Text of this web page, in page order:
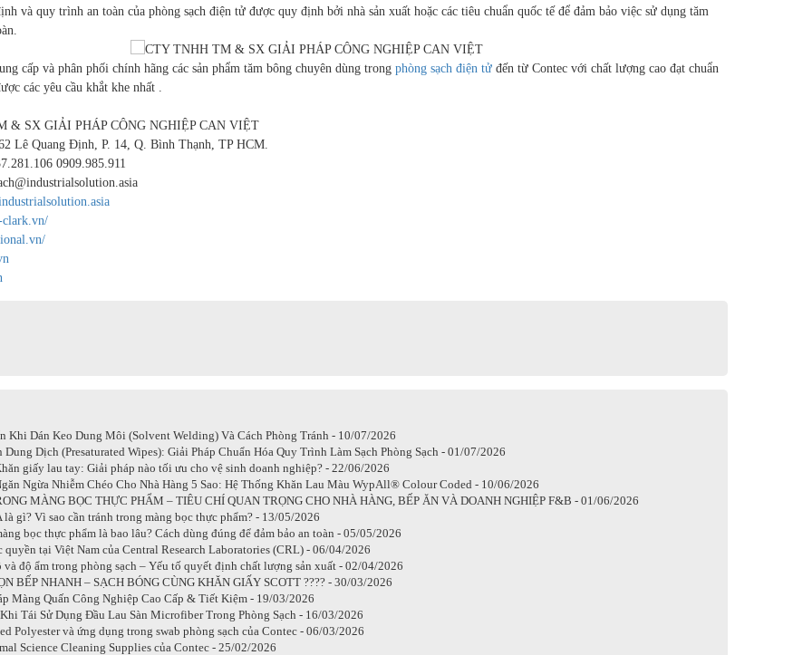
và quy trình an toàn của phòng sạch điện tử được quy định bởi nhà sản xuất hoặc các tiêu chuẩn quốc tế để đảm bảo việc sử dụng tăm
cấp và phân phối chính hãng các sản phẩm tăm bông chuyên dùng trong phòng sạch điện tử đến từ Contec với chất lượng cao đạt chuẩn
các yêu cầu khắt khe nhất .
& SX GIẢI PHÁP CÔNG NGHIỆP CAN VIỆT
Lê Quang Định, P. 14, Q. Bình Thạnh, TP HCM.
0909.985.911
Khi Dán Keo Dung Môi (Solvent Welding) Và Cách Phòng Tránh - 10/07/2026
Dung Dịch (Presaturated Wipes): Giải Pháp Chuẩn Hóa Quy Trình Làm Sạch Phòng Sạch - 01/07/2026
giấy lau tay: Giải pháp nào tối ưu cho vệ sinh doanh nghiệp? - 22/06/2026
Ngừa Nhiễm Chéo Cho Nhà Hàng 5 Sao: Hệ Thống Khăn Lau Màu WypAll® Colour Coded - 10/06/2026
MÀNG BỌC THỰC PHẨM – TIÊU CHÍ QUAN TRỌNG CHO NHÀ HÀNG, BẾP ĂN VÀ DOANH NGHIỆP F&B - 01/06/2026
là gì? Vì sao cần tránh trong màng bọc thực phẩm? - 13/05/2026
bọc thực phẩm là bao lâu? Cách dùng đúng để đảm bảo an toàn - 05/05/2026
quyền tại Việt Nam của Central Research Laboratories (CRL) - 06/04/2026
và độ ẩm trong phòng sạch – Yếu tố quyết định chất lượng sản xuất - 02/04/2026
BẾP NHANH – SẠCH BÓNG CÙNG KHĂN GIẤY SCOTT ???? - 30/03/2026
Màng Quấn Công Nghiệp Cao Cấp & Tiết Kiệm - 19/03/2026
Tái Sử Dụng Đầu Lau Sàn Microfiber Trong Phòng Sạch - 16/03/2026
Polyester và ứng dụng trong swab phòng sạch của Contec - 06/03/2026
Science Cleaning Supplies của Contec - 25/02/2026